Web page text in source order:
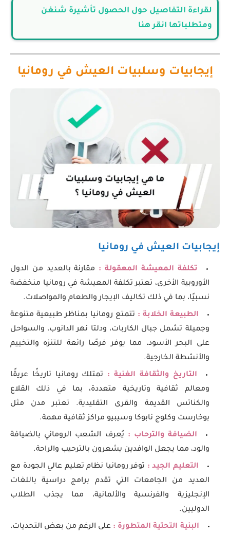
لقراءة التفاصيل حول الحصول تأشيرة شنغن
ومتطلباتها انقر هنا
إيجابيات وسلبيات العيش في رومانيا
إيجابيات العيش في رومانيا
تكلفة المعيشة المعقولة : مقارنة بالعديد من الدول
الأوروبية الأخرى، تعتبر تكلفة المعيشة في رومانيا منخفضة
نسبيًا، بما في ذلك تكاليف الإيجار والطعام والمواصلات.
الطبيعة الخلابة : تتمتع رومانيا بمناظر طبيعية متنوعة
وجميلة تشمل جبال الكاربات، ودلتا نهر الدانوب، والسواحل
على البحر الأسود، مما يوفر فرصًا رائعة للتنزه والتخييم
والأنشطة الخارجية.
التاريخ والثقافة الغنية :
تمتلك رومانيا تاريخًا عريقًا
ومعالم ثقافية وتاريخية متعددة، بما في ذلك القلاع
والكنائس القديمة والقرى التقليدية. تعتبر مدن مثل
بوخارست وكلوج نابوكا وسيبيو مراكز ثقافية مهمة.
الضيافة والترحاب : يُعرف الشعب الروماني بالضيافة
والود، مما يجعل الوافدين يشعرون بالترحيب والراحة.
التعليم الجيد : توفر رومانيا نظام تعليم عالي الجودة مع
العديد من الجامعات التي تقدم برامج دراسية باللغات
الإنجليزية والفرنسية والألمانية، مما يجذب الطلاب
الدوليين.
البنية التحتية المتطورة : على الرغم من بعض التحديات،